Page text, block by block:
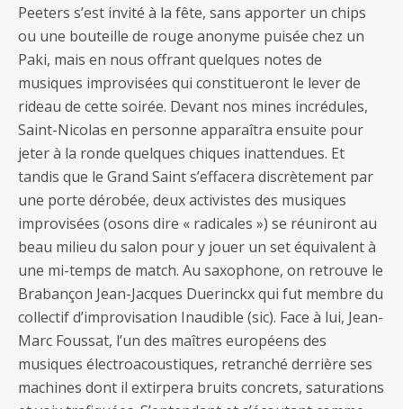
Peeters s’est invité à la fête, sans apporter un chips
ou une bouteille de rouge anonyme puisée chez un
Paki, mais en nous offrant quelques notes de
musiques improvisées qui constitueront le lever de
rideau de cette soirée. Devant nos mines incrédules,
Saint-Nicolas en personne apparaîtra ensuite pour
jeter à la ronde quelques chiques inattendues. Et
tandis que le Grand Saint s’effacera discrètement par
une porte dérobée, deux activistes des musiques
improvisées (osons dire « radicales ») se réuniront au
beau milieu du salon pour y jouer un set équivalent à
une mi-temps de match. Au saxophone, on retrouve le
Brabançon Jean-Jacques Duerinckx qui fut membre du
collectif d’improvisation Inaudible (sic). Face à lui, Jean-
Marc Foussat, l’un des maîtres européens des
musiques électroacoustiques, retranché derrière ses
machines dont il extirpera bruits concrets, saturations